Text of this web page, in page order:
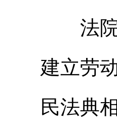
法院
建立劳
民法典